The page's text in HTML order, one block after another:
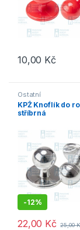
10,00 Kč
Tento produkt
Ostatní
KPŽ Knoflík do
stříbrná
-12%
22,00 Kč 25,00